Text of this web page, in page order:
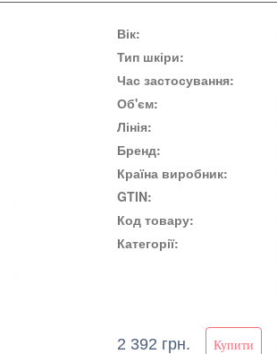
Вік:
Тип шкіри:
Час застосування:
Об'єм:
Лінія:
Бренд:
Країна виробник:
GTIN:
Код товару:
Категорії:
2 392 грн.